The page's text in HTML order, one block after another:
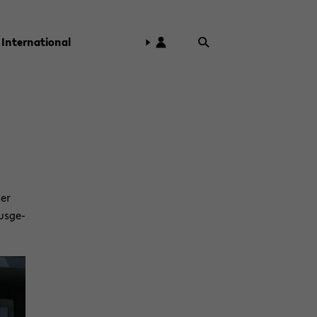
In­ter­na­tio­nal